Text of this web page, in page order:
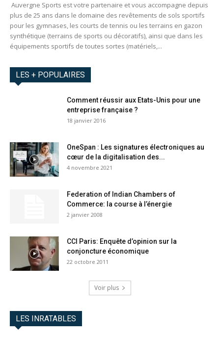
Auvergne Sports est votre partenaire et vous accompagne depuis
plus de 25 ans dans le domaine des revêtements de sols sportifs
pour les gymnases, les courts de tennis ou les terrains en gazon
synthétique (terrains de sports ou décoratifs), ainsi que dans les
équipements sportifs de toutes sortes (matériels,...
LES + POPULAIRES
Comment réussir aux Etats-Unis pour une
entreprise française ?
18 janvier 2016
OneSpan : Les signatures électroniques au
cœur de la digitalisation des...
4 novembre 2021
Federation of Indian Chambers of
Commerce: la course à l’énergie
2 janvier 2008
CCI Paris: Enquête d’opinion sur la
conjoncture économique
22 octobre 2011
Voir plus
LES INRATABLES